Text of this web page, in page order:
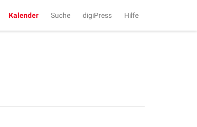
Kalender Suche digiPress Hilfe